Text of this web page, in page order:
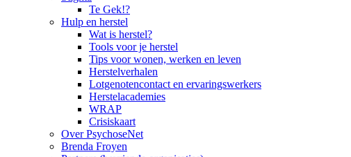
Te Gek!?
Hulp en herstel
Wat is herstel?
Tools voor je herstel
Tips voor wonen, werken en leven
Herstelverhalen
Lotgenotencontact en ervaringswerkers
Herstelacademies
WRAP
Crisiskaart
Over PsychoseNet
Brenda Froyen